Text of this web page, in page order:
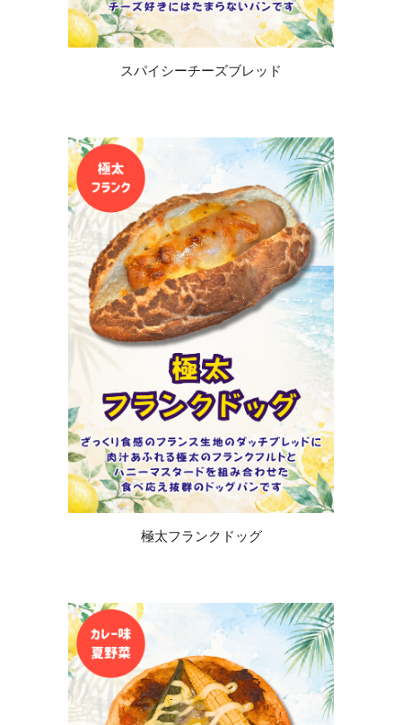
スパイシーチーズブレッド
極太フランクドッグ